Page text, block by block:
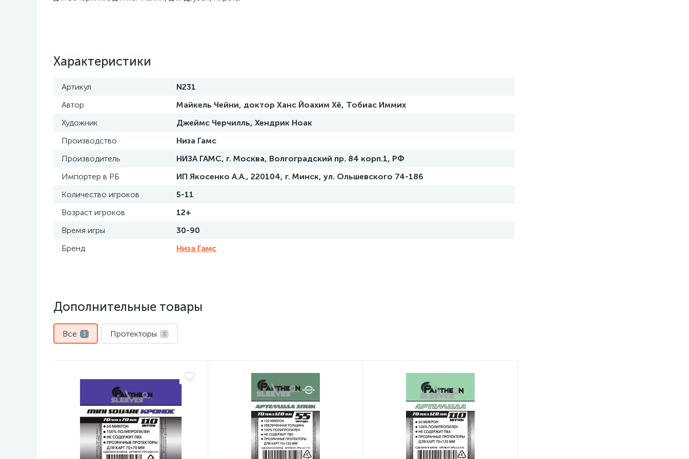
Характеристики
Артикул
N231
Автор
Майкель Чейни, доктор Ханс Йоахим Хё, Тобиас Иммих
Художник
Джеймс Черчилль, Хендрик Ноак
Производство
Низа Гамс
Производитель
НИЗА ГАМС, г. Москва, Волгоградский пр. 84 корп.1, РФ
Импортер в РБ
ИП Якосенко А.А., 220104, г. Минск, ул. Ольшевского 74-186
Количество игроков
5-11
Возраст игроков
12+
Время игры
30-90
Бренд
Низа Гамс
Дополнительные товары
Все 3 Протекторы 3